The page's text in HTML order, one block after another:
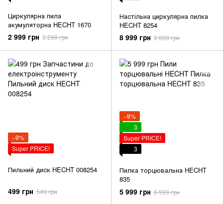
Циркулярна пила
акумуляторна HECHT 1670
2 999 грн 3 299 грн
Настільна циркулярна пилка
HECHT 8254
8 999 грн 9 899 грн
−9%
Super PRICE!
Пильний диск HECHT 008254
499 грн 549 грн
−9%
3
Super PRICE!
3
Пилка торцювальна HECHT
835
5 999 грн 6 599 грн